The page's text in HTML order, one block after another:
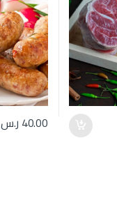
40.00 ر.س